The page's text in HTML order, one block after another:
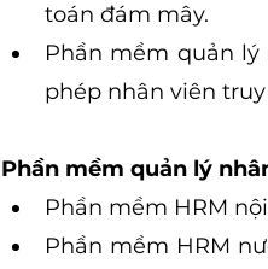
toán đám mây.
Phần mềm quản lý
phép nhân viên
Phần mềm quản lý
Phần mềm HRM
Phần mềm HRM